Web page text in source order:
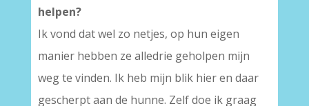
helpen?
Ik vond dat wel zo netjes, op hun eigen
manier hebben ze alledrie geholpen mijn
weg te vinden. Ik heb mijn blik hier en daar
gescherpt aan de hunne. Zelf doe ik graag